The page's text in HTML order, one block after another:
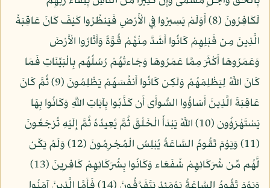
لَكَافِرُونَ (8) أَوَلَمْ يَسِيرُوا فِي الْأَرْضِ فَيَنظُرُوا كَيْفَ كَانَ عَاقِبَةُ
الَّذِينَ مِن قَبْلِهِمْ كَانُوا أَشَدَّ مِنْهُمْ قُوَّةً وَأَثَارُوا الْأَرْضَ
وَعَمَرُوهَا أَكْثَرَ مِمَّا عَمَرُوهَا وَجَاءتْهُمْ رُسُلُهُم بِالْبَيِّنَاتِ فَمَا
كَانَ اللَّهُ لِيَظْلِمَهُمْ وَلَكِن كَانُوا أَنفُسَهُمْ يَظْلِمُونَ (9) ثُمَّ كَانَ
عَاقِبَةَ الَّذِينَ أَسَاؤُوا السُّوأَى أَن كَذَّبُوا بِآيَاتِ اللَّهِ وَكَانُوا بِهَا
يَسْتَهْزِؤُون (10) اللَّهُ يَبْدَأُ الْخَلْقَ ثُمَّ يُعِيدُهُ ثُمَّ إِلَيْهِ تُرْجَعُونَ
(11) وَيَوْمَ تَقُومُ السَّاعَةُ يُبْلِسُ الْمُجْرِمُونَ (12) وَلَمْ يَكُن
لَّهُم مِّن شُرَكَائِهِمْ شُفَعَاء وَكَانُوا بِشُرَكَائِهِمْ كَافِرِينَ (13)